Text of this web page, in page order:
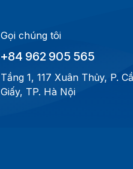
Gọi chúng tôi
+84 962 905 565
Tầng 1, 117 Xuân Thủy, P.
Giấy, TP. Hà Nội